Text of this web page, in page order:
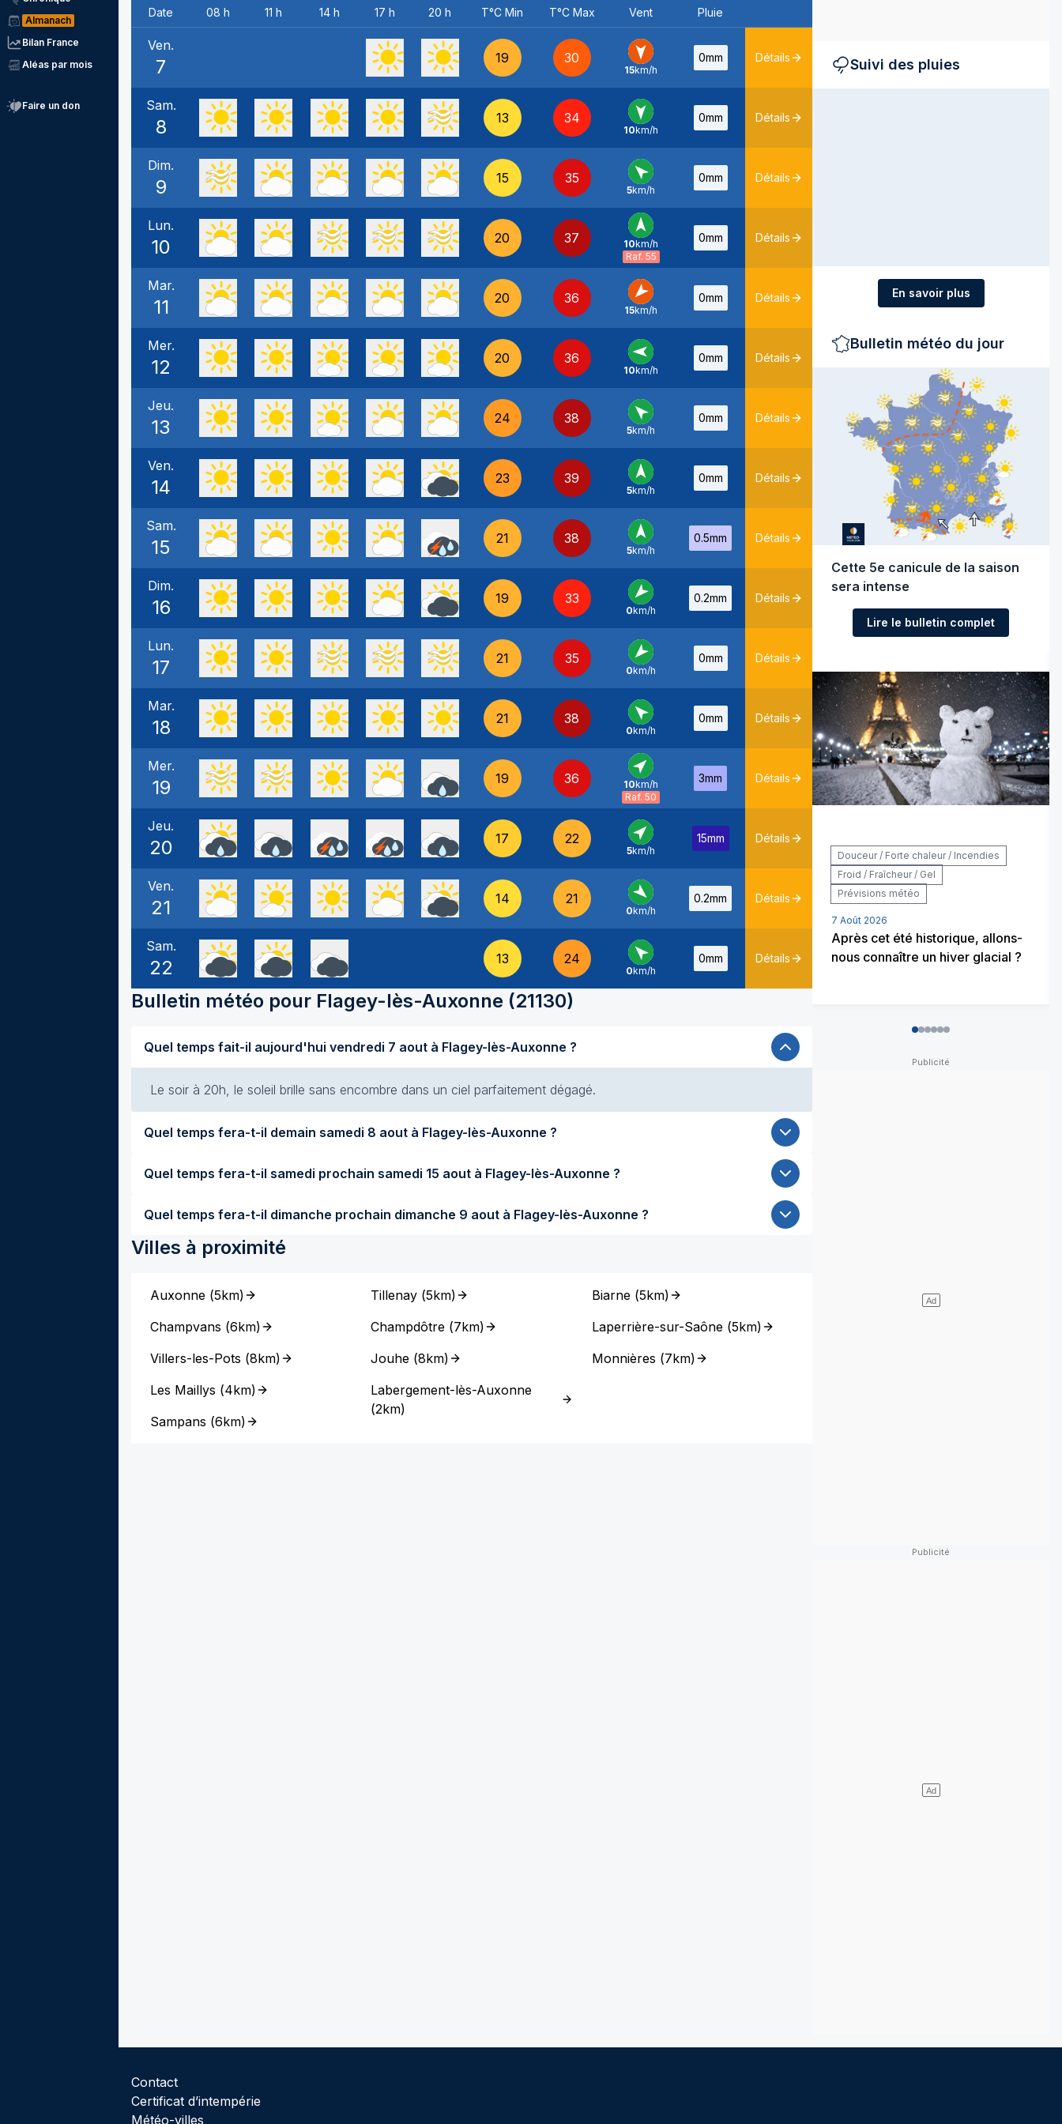
Almanach
Bilan France
Aléas par mois
Faire un don
Date 08 h 11 h 14 h 17 h 20 h T°C Min T°C Max Vent Pluie
Ven.
7 19 30
N -
15km/h
0mm Détails
Sam.
8 13 34
N -
10km/h
0mm Détails
Dim.
9 15 35
SE -
5km/h
0mm Détails
Lun.
10 20 37
S -
10km/h
Raf. 55
0mm Détails
Mar.
11 20 36
NE -
15km/h
0mm Détails
Mer.
12 20 36
E -
10km/h
0mm Détails
Jeu.
13 24 38
SE -
5km/h
0mm Détails
Ven.
14 23 39
S -
5km/h
0mm Détails
Sam.
15 21 38
S -
5km/h
0.5mm Détails
Dim.
16 19 33
NE -
0km/h
0.2mm Détails
Lun.
17 21 35
NE -
0km/h
0mm Détails
Mar.
18 21 38
SE -
0km/h
0mm Détails
Mer.
19 19 36
SO -
10km/h
Raf. 50
3mm Détails
Jeu.
20 17 22
SO
5km/h
15mm Détails
Ven.
21 14 21
NO
0km/h
0.2mm Détails
Sam.
22 13 24
SE -
0km/h
0mm Détails
Bulletin météo pour Flagey-lès-Auxonne (21130)
Quel temps fait-il aujourd'hui vendredi 7 aout à Flagey-lès-Auxonne ?
Le soir à 20h, le soleil brille sans encombre dans un ciel parfaitement dégagé.
Quel temps fera-t-il demain samedi 8 aout à Flagey-lès-Auxonne ?
Quel temps fera-t-il samedi prochain samedi 15 aout à Flagey-lès-Auxonne ?
Quel temps fera-t-il dimanche prochain dimanche 9 aout à Flagey-lès-Auxonne ?
Villes à proximité
Auxonne (5km)
Champvans (6km)
Villers-les-Pots (8km)
Les Maillys (4km)
Sampans (6km)
Tillenay (5km)
Champdôtre (7km)
Jouhe (8km)
Labergement-lès-Auxonne
(2km)
Biarne(5km)
Laperrière-sur-Saône(5km)
Monnières (7km)
Suivi des pluies
En savoir plus
Bulletin météo du jour
Cette 5e canicule de la saison
sera intense
Lire le bulletin complet
Douceur / Forte chaleur / Incendies
Froid / Fraîcheur / Gel
Prévisions météo
7 Août 2026
Après cet été historique, allons-
nous connaître un hiver glacial ?
Contact
Certificat d’intempérie
Météo-villes